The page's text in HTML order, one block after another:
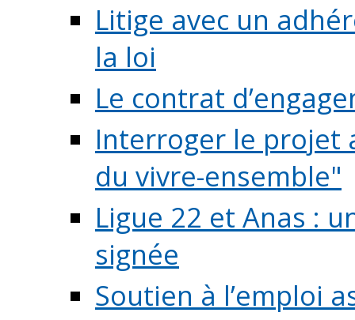
Litige avec un
la loi
Le contrat
Interroger le projet
du vivre-ensemble"
Ligue 22 et Anas :
signée
Soutien à l’emploi